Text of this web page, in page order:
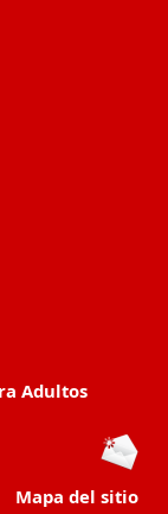
Adultos
Mapa del sitio